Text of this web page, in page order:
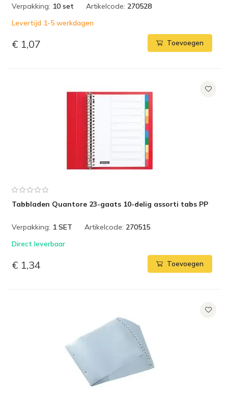
Verpakking: 10 set Artikelcode: 270528
Levertijd 1-5 werkdagen
€ 1,07 Toevoegen
Tabbladen Quantore 23-gaats 10-delig assorti tabs PP
Verpakking: 1 SET Artikelcode: 270515
Direct leverbaar
€ 1,34 Toevoegen